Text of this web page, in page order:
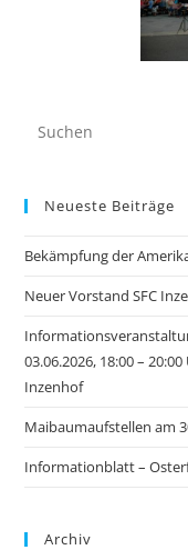
Neueste Beiträge
Bekämpfung der
Neuer Vorstand SFC
03.06.2026, 18:00 –
Inzenhof
Maibaumaufstellen am
Informationblatt –
Archiv